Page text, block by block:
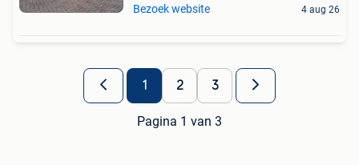
Bezoek website 4 aug 26
1 2 3
Pagina 1 van 3